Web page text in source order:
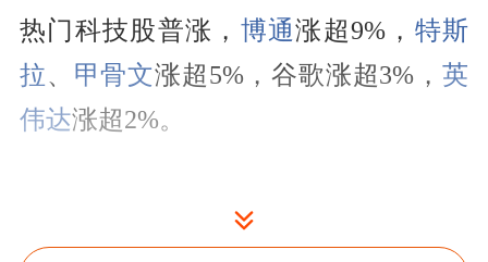
热门科技股普涨， 博通涨超9%， 特斯
拉、 甲骨文涨超5%，谷歌涨超3%，英
伟达涨超2%。